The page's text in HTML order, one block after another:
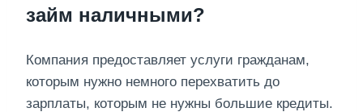
займ наличными?
Компания предоставляет услуги гражданам,
которым нужно немного перехватить до
зарплаты, которым не нужны большие кредиты.